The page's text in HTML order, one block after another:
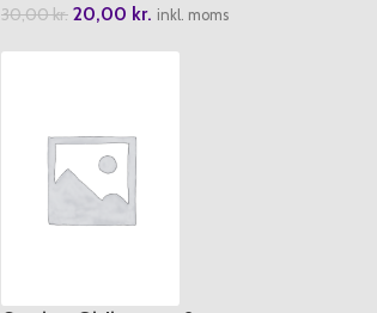
30,00kr. 20,00 kr. inkl. moms